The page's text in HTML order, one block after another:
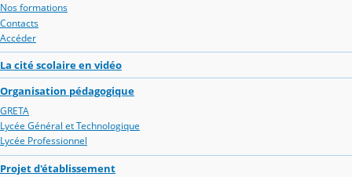
Nos formations
Contacts
Accéder
La cité scolaire en vidéo
Organisation pédagogique
GRETA
Lycée Général et Technologique
Lycée Professionnel
Projet d'établissement